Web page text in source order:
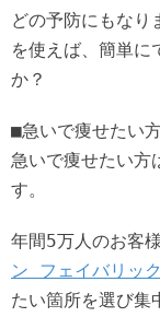
どの予防にもなり
を使えば、簡単に
か？
■急いで痩せたい
急いで痩せたい方
す。
年間5万人のお客
ン フェイバリッ
たい箇所を選び集